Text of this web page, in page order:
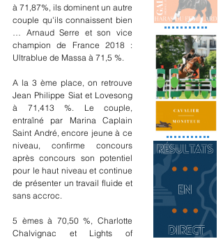
à 71,87%, ils dominent un autre
couple qu'ils connaissent bien
… Arnaud Serre et son vice
champion de France 2018 :
Ultrablue de Massa à 71,5 %.
A la 3 ème place, on retrouve
Jean Philippe Siat et Lovesong
à 71,413 %. Le couple,
entraîné par Marina Caplain
Saint André, encore jeune à ce
niveau, confirme concours
après concours son potentiel
pour le haut niveau et continue
de présenter un travail fluide et
sans accroc.
5 èmes à 70,50 %, Charlotte
Chalvignac et Lights of